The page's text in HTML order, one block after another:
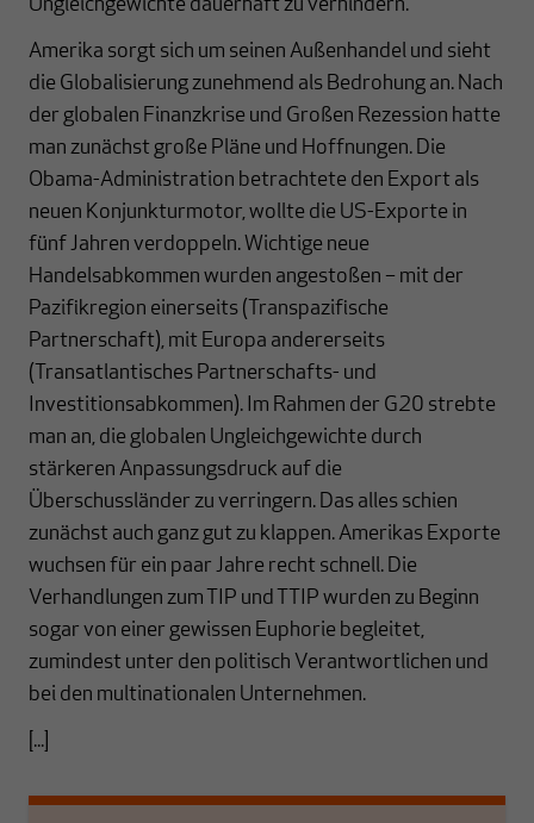
Ungleichgewichte dauerhaft zu verhindern.
Amerika sorgt sich um seinen Außenhandel und sieht
die Globalisierung zunehmend als Bedrohung an. Nach
der globalen Finanzkrise und Großen Rezession hatte
man zunächst große Pläne und Hoffnungen. Die
Obama-Administration betrachtete den Export als
neuen Konjunkturmotor, wollte die US-Exporte in
fünf Jahren verdoppeln. Wichtige neue
Handelsabkommen wurden angestoßen – mit der
Pazifikregion einerseits (Transpazifische
Partnerschaft), mit Europa andererseits
(Transatlantisches Partnerschafts- und
Investitionsabkommen). Im Rahmen der G20 strebte
man an, die globalen Ungleichgewichte durch
stärkeren Anpassungsdruck auf die
Überschussländer zu verringern. Das alles schien
zunächst auch ganz gut zu klappen. Amerikas Exporte
wuchsen für ein paar Jahre recht schnell. Die
Verhandlungen zum TIP und TTIP wurden zu Beginn
sogar von einer gewissen Euphorie begleitet,
zumindest unter den politisch Verantwortlichen und
bei den multinationalen Unternehmen.
[...]